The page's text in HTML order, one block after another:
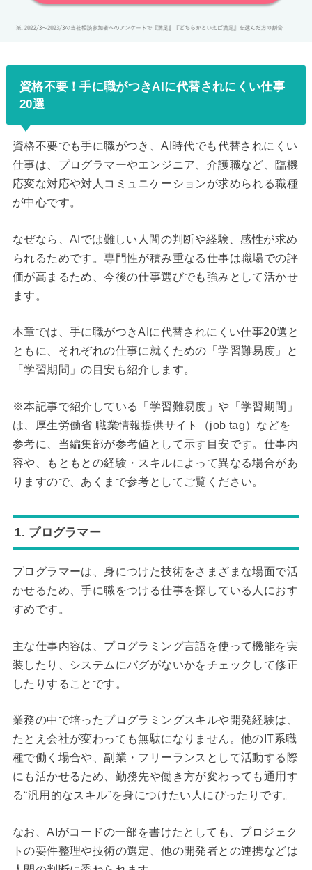
資格不要！手に職がつきAIに代替されにくい仕事
20選
資格不要でも手に職がつき、AI時代でも代替されにくい
仕事は、プログラマーやエンジニア、介護職など、臨機
応変な対応や対人コミュニケーションが求められる職種
が中心です。
なぜなら、AIでは難しい人間の判断や経験、感性が求め
られるためです。専門性が積み重なる仕事は職場での評
価が高まるため、今後の仕事選びでも強みとして活かせ
ます。
本章では、手に職がつきAIに代替されにくい仕事20選と
ともに、それぞれの仕事に就くための「学習難易度」と
「学習期間」の目安も紹介します。
※本記事で紹介している「学習難易度」や「学習期間」
は、厚生労働省 職業情報提供サイト（job tag）などを
参考に、当編集部が参考値として示す目安です。仕事内
容や、もともとの経験・スキルによって異なる場合があ
りますので、あくまで参考としてご覧ください。
1. プログラマー
プログラマーは、身につけた技術をさまざまな場面で活
かせるため、手に職をつける仕事を探している人におす
すめです。
主な仕事内容は、プログラミング言語を使って機能を実
装したり、システムにバグがないかをチェックして修正
したりすることです。
業務の中で培ったプログラミングスキルや開発経験は、
たとえ会社が変わっても無駄になりません。他のIT系職
種で働く場合や、副業・フリーランスとして活動する際
にも活かせるため、勤務先や働き方が変わっても通用す
る“汎用的なスキル”を身につけたい人にぴったりです。
なお、AIがコードの一部を書けたとしても、プロジェク
トの要件整理や技術の選定、他の開発者との連携などは